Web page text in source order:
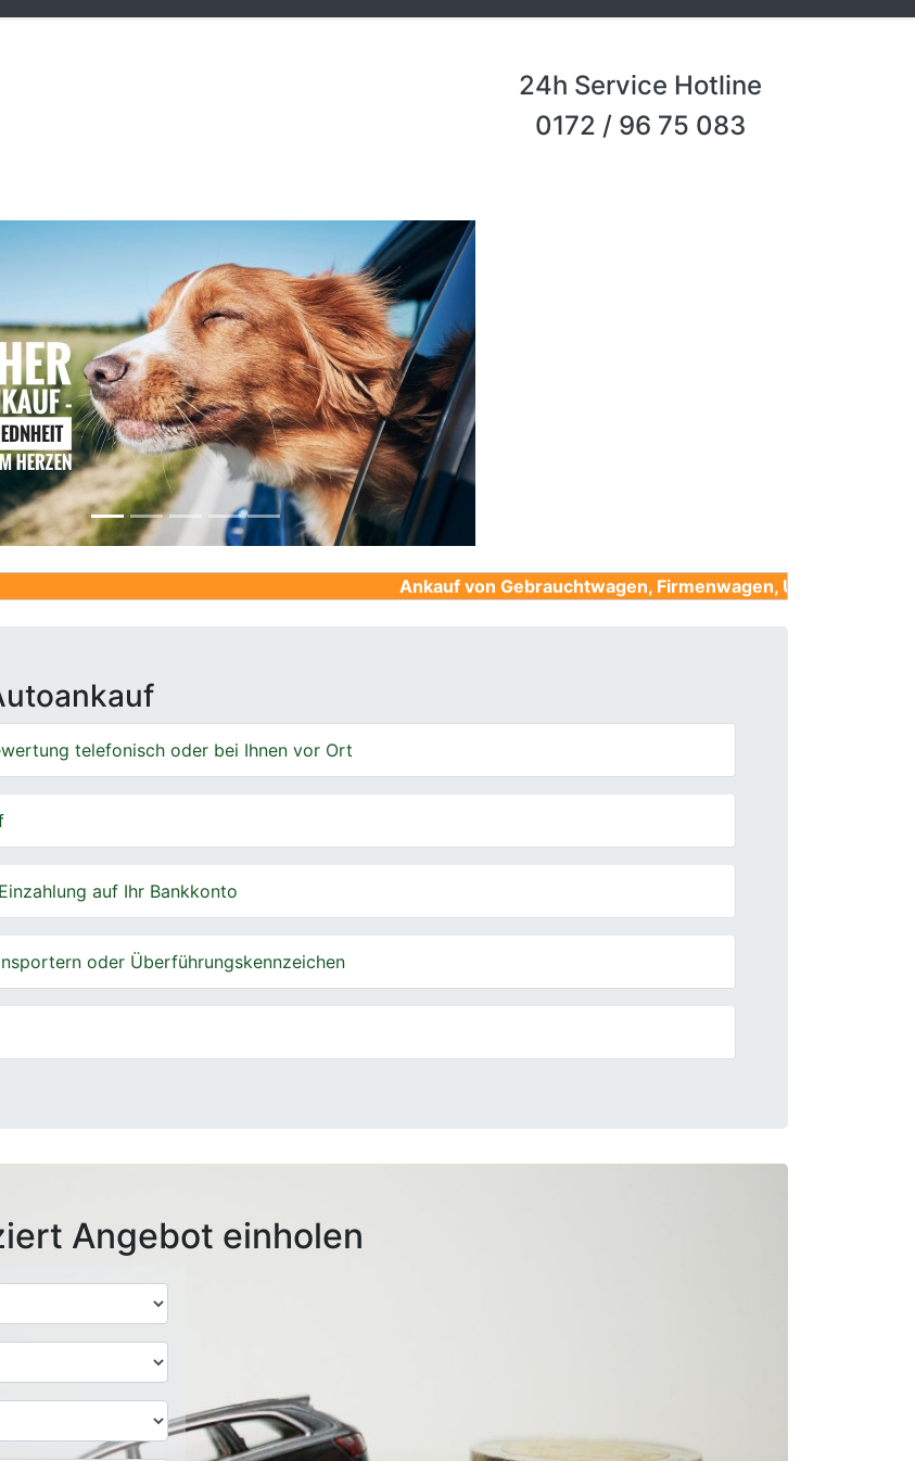
24h Service Hotline
0172 / 96 75 083
Ankauf von Gebrauchtwagen, Firmenwagen, Unfallwagen,
telefonisch oder bei Ihnen vor Ort
auf Ihr Bankkonto
oder Überführungskennzeichen
Angebot einholen